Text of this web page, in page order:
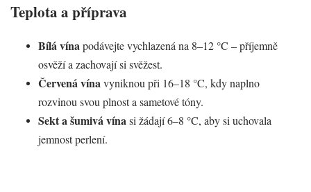
Teplota a příprava
Bílá vínapodávejte vychlazená na 8–12 °C – příjemně
osvěží a zachovají si svěžest.
Červená vínavyniknou při 16–18 °C, kdy naplno
rozvinou svou plnost a sametové tóny.
Sekt a šumivá vínasi žádají 6–8 °C, aby si uchovala
jemnost perlení.